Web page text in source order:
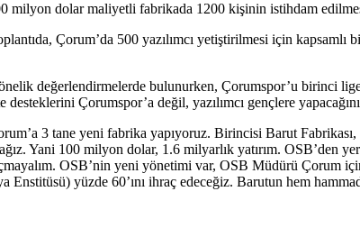
milyon dolar maliyetli fabrikada 1200 kişinin istihdam
Çorum’da 500 yazılımcı yetiştirilmesi için kapsamlı
değerlendirmelerde bulunurken, Çorumspor’u birinci
Çorumspor’a değil, yazılımcı gençlere
3 tane yeni fabrika yapıyoruz. Birincisi Barut
Yani 100 milyon dolar, 1.6 milyarlık yatırım. OSB’den
OSB’nin yeni yönetimi var, OSB Müdürü Çorum
yüzde 60’ını ihraç edeceğiz. Barutun hem